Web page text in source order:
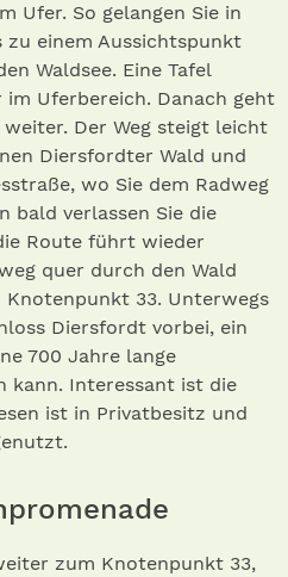
Ufer. So gelangen Sie in
zu einem Aussichtspunkt
Waldsee. Eine Tafel
Uferbereich. Danach geht
Der Weg steigt leicht
Diersfordter Wald und
wo Sie dem Radweg
bald verlassen Sie die
Route führt wieder
quer durch den Wald
33. Unterwegs
Diersfordt vorbei, ein
700 Jahre lange
kann. Interessant ist die
ist in Privatbesitz und
zum Knotenpunkt 33,